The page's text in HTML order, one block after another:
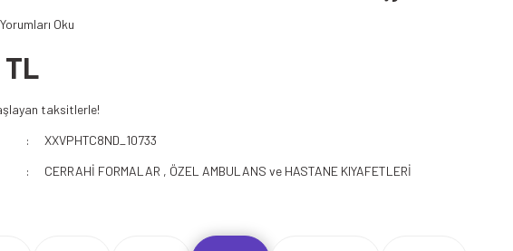
Oku
TL
taksitlerle!
XXVPHTC8ND_10733
CERRAHİ FORMALAR , ÖZEL AMBULANS ve HASTANE KIYAFETLERİ